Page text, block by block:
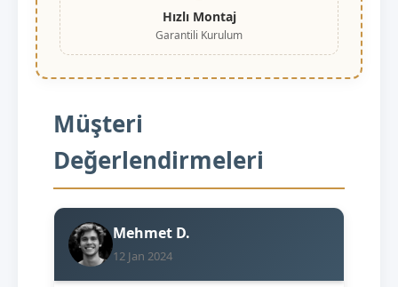
Hızlı Montaj
Garantili Kurulum
Müşteri
Değerlendirmeleri
Mehmet D.
12 Jan 2024